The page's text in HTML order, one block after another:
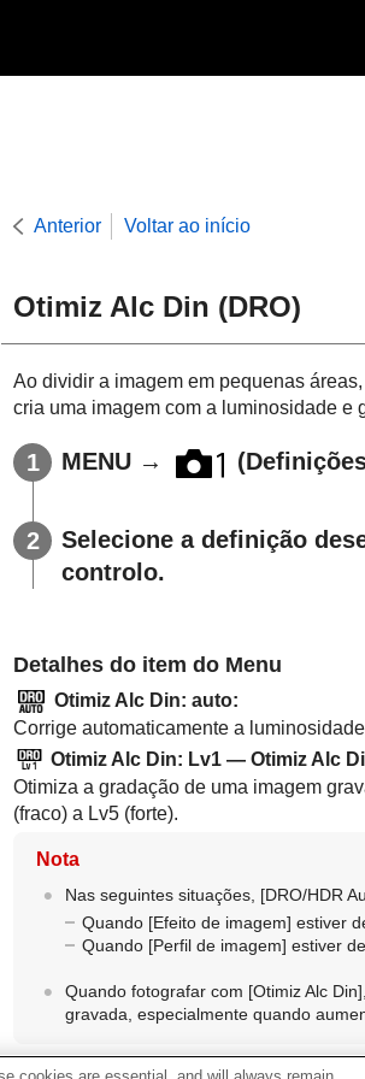
Anterior Voltar ao início
Otimiz Alc Din (DRO)
Ao dividir a imagem em pequenas
cria uma imagem com a luminosidade e
MENU → (
Selecione a definição
controlo.
Detalhes do item do Menu
Otimiz Alc Din: auto:
Corrige automaticamente a
Otimiz Alc Din: Lv1 ― Otimiz Alc
Otimiza a gradação de uma imagem
(fraco) a Lv5 (forte).
Nota
Nas seguintes situações, [DRO/HDR
Quando [Efeito de imagem] estiver
Quando [Perfil de imagem] estiver
Quando fotografar com [Otimiz Alc Din]
gravada, especialmente quando